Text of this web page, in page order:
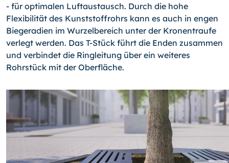
- für optimalen Luftaustausch. Durch die hohe
Flexibilität des Kunststoffrohrs kann es auch in engen
Biegeradien im Wurzelbereich unter der Kronentraufe
verlegt werden. Das T-Stück führt die Enden zusammen
und verbindet die Ringleitung über ein weiteres
Rohrstück mit der Oberfläche.